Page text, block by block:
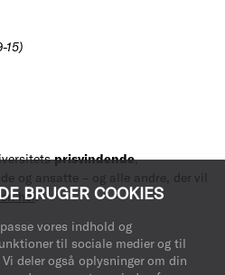
BRUGER COOKIES
vores indhold og
til sociale medier og til
deler også oplysninger om din
15)
prisvindende,
og ansatte – og alle andre, der vil
her.